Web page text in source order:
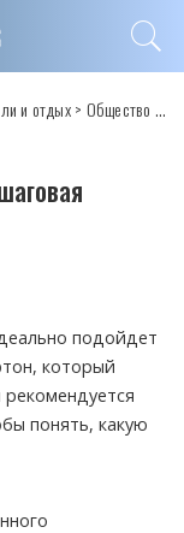
и отдых> Общество
подойдет
который
понять, какую